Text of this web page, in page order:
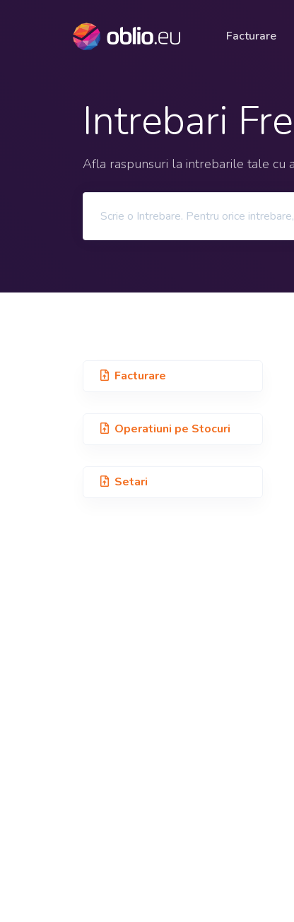
Facturare
Intrebari
Afla raspunsuri la intrebarile tale cu
Facturare
Operatiuni pe Stocuri
Setari